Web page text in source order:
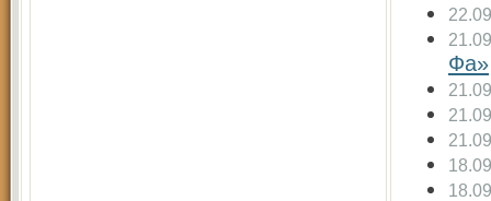
Фа»